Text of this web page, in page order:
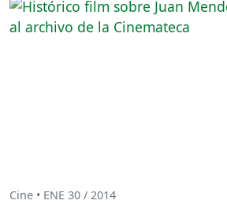
Cine • ENE 30 / 2014